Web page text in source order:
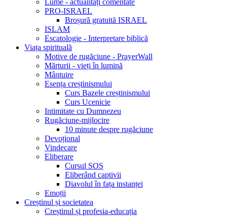
Lume - actualități comentate
PRO-ISRAEL
Broșură gratuită ISRAEL
ISLAM
Escatologie - Interpretare biblică
Viața spirituală
Motive de rugăciune - PrayerWall
Mărturii - vieți în lumină
Mântuire
Esența creștinismului
Curs Bazele creștinismului
Curs Ucenicie
Intimitate cu Dumnezeu
Rugăciune-mijlocire
10 minute despre rugăciune
Devoțional
Vindecare
Eliberare
Cursul SOS
Eliberând captivii
Diavolul în fața instanței
Emoții
Creștinul și societatea
Creștinul și profesia-educația